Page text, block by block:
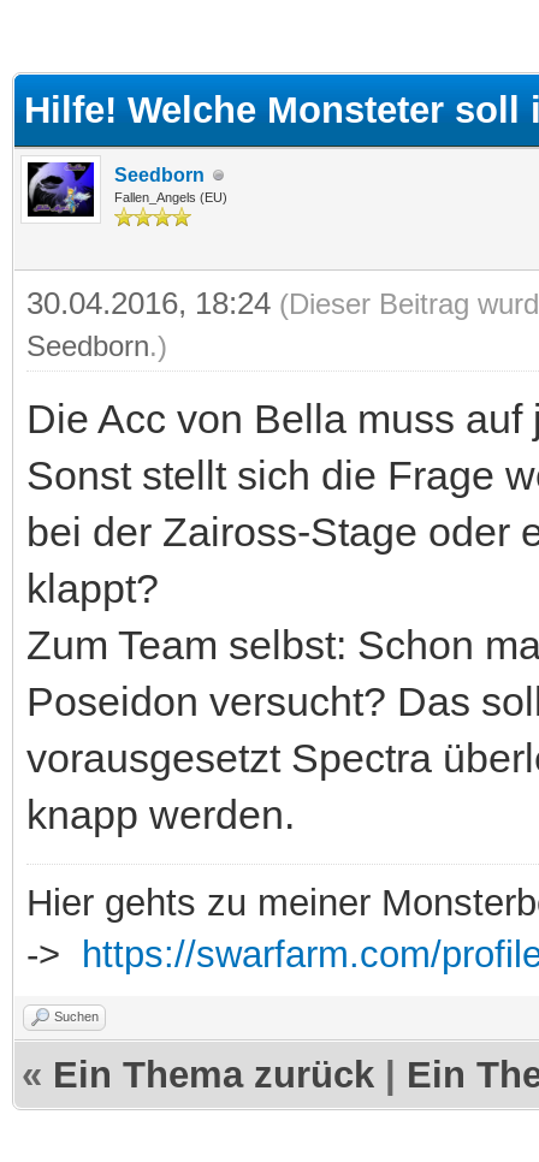
Hilfe! Welche Monsteter soll
Seedborn
Fallen_Angels (EU)
30.04.2016, 18:24 (Dieser Beitrag
Seedborn.)
Die Acc von Bella muss
Sonst stellt sich die Frage
bei der Zaiross-Stage oder
klappt?
Zum Team selbst: Schon
Poseidon versucht? Das
vorausgesetzt Spectra
knapp werden.
Hier gehts zu meiner
->
https://swarfarm.com/
Suchen
« Ein Thema zurück Ein